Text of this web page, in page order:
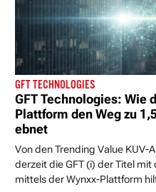
GFT TECHNOLOGIES
GFT Technologies: Wie
Plattform den Weg zu
ebnet
Von den Trending Value KUV-
derzeit die GFT (i) der Titel
mittels der Wynxx-Plattform